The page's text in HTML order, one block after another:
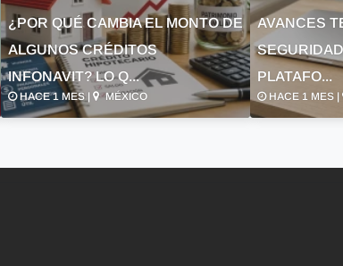
¿POR QUÉ CAMBIA EL MONTO DE
ALGUNOS CRÉDITOS
INFONAVIT? LO Q...
HACE 1 MES | MÉXICO
AVANCES
PLATAFO...
HACE 1 MES |